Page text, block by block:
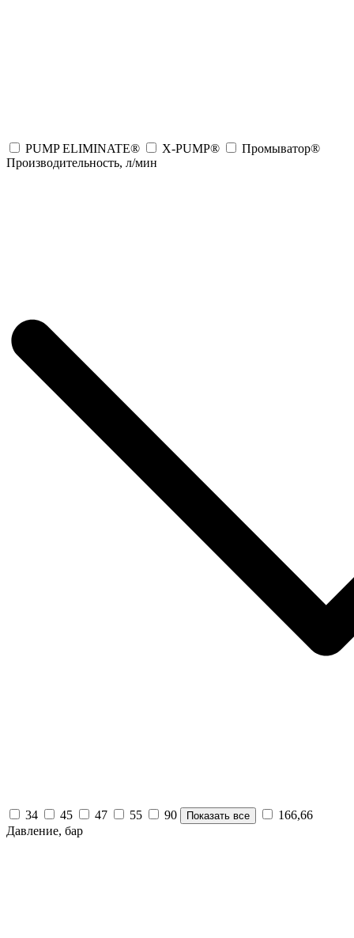
PUMP ELIMINATE® X-PUMP®
Промыватор®
Производительность, л/мин
34 45 47 55 90 Показать все
166,66
Давление, бар